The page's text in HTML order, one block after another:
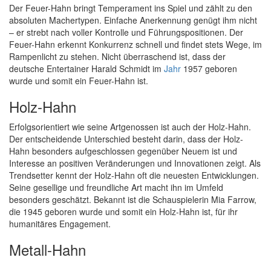
Der Feuer-Hahn bringt Temperament ins Spiel und zählt zu den
absoluten Machertypen. Einfache Anerkennung genügt ihm nicht
– er strebt nach voller Kontrolle und Führungspositionen. Der
Feuer-Hahn erkennt Konkurrenz schnell und findet stets Wege, im
Rampenlicht zu stehen. Nicht überraschend ist, dass der
deutsche Entertainer Harald Schmidt im Jahr 1957 geboren
wurde und somit ein Feuer-Hahn ist.
Holz-Hahn
Erfolgsorientiert wie seine Artgenossen ist auch der Holz-Hahn.
Der entscheidende Unterschied besteht darin, dass der Holz-
Hahn besonders aufgeschlossen gegenüber Neuem ist und
Interesse an positiven Veränderungen und Innovationen zeigt. Als
Trendsetter kennt der Holz-Hahn oft die neuesten Entwicklungen.
Seine gesellige und freundliche Art macht ihn im Umfeld
besonders geschätzt. Bekannt ist die Schauspielerin Mia Farrow,
die 1945 geboren wurde und somit ein Holz-Hahn ist, für ihr
humanitäres Engagement.
Metall-Hahn